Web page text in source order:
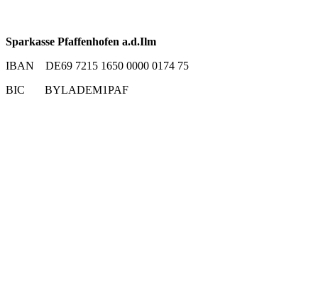
Sparkasse Pfaffenhofen a.d.Ilm
IBAN DE69 7215 1650 0000 0174 75
BIC BYLADEM1PAF